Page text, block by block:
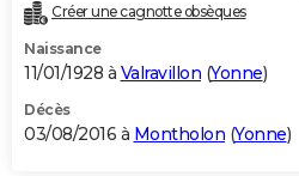
Créer une cagnotte obsèques
Naissance
11/01/1928 à Valravillon (Yonne)
Décès
03/08/2016 à Montholon (Yonne)